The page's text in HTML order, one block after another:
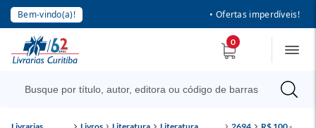
Bem-vindo(a)! • Ofertas imperdíveis!
0